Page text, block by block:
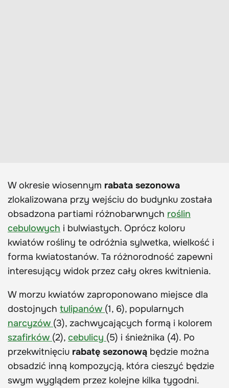
W okresie wiosennym rabata sezonowa
zlokalizowana przy wejściu do budynku została
obsadzona partiami różnobarwnych roślin
cebulowych i bulwiastych. Oprócz koloru
kwiatów rośliny te odróżnia sylwetka, wielkość i
forma kwiatostanów. Ta różnorodność zapewni
interesujący widok przez cały okres kwitnienia.
W morzu kwiatów zaproponowano miejsce dla
dostojnych tulipanów (1, 6), popularnych
narcyzów (3), zachwycających formą i kolorem
szafirków (2), cebulicy (5) i śnieżnika (4). Po
przekwitnięciu rabatę sezonową będzie można
obsadzić inną kompozycją, która cieszyć będzie
swym wyglądem przez kolejne kilka tygodni.